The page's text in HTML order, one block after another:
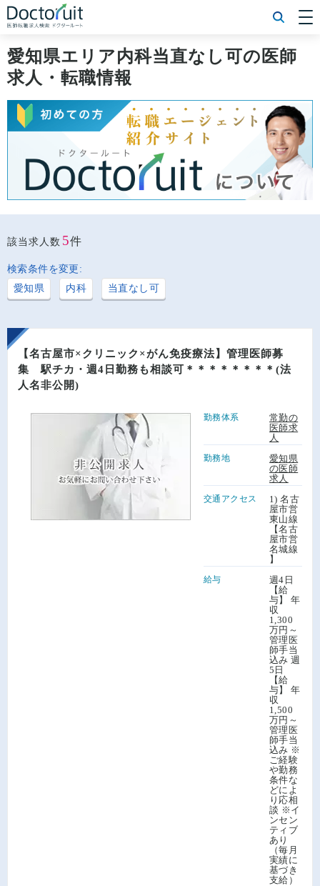
[常勤] 科目から探す
[常勤] 特徴から探す
[非常勤] エリアから探す
[非常勤] 科目から探す
Doctoruit医師転職特集
Doctoruitについて
運営者情報
プライバシーポリシー
愛知県エリア内科当直なし可の医師
求人・転職情報
該当求人数 5件
検索条件を変更:
愛知県
内科 当直なし可
【名古屋市×クリニック×がん免疫療法】管理医師募
集 駅チカ・週4日勤務も相談可＊＊＊＊＊＊＊＊(法
人名非公開)
勤務体系
常勤の
医師求
人
勤務地
愛知県
の医師
求人
交通アクセス
1) 名古
屋市営
東山線
【名古
屋市営
名城線
】
給与
週4日
【給
与】 年
収
1,300
万円～
管理医
師手当
込み 週
5日
【給
与】 年
収
1,500
万円～
管理医
師手当
込み ※
ご経験
や勤務
条件な
どによ
り応相
談 ※イ
ンセン
ティブ
あり
（毎月
実績に
基づき
支給）